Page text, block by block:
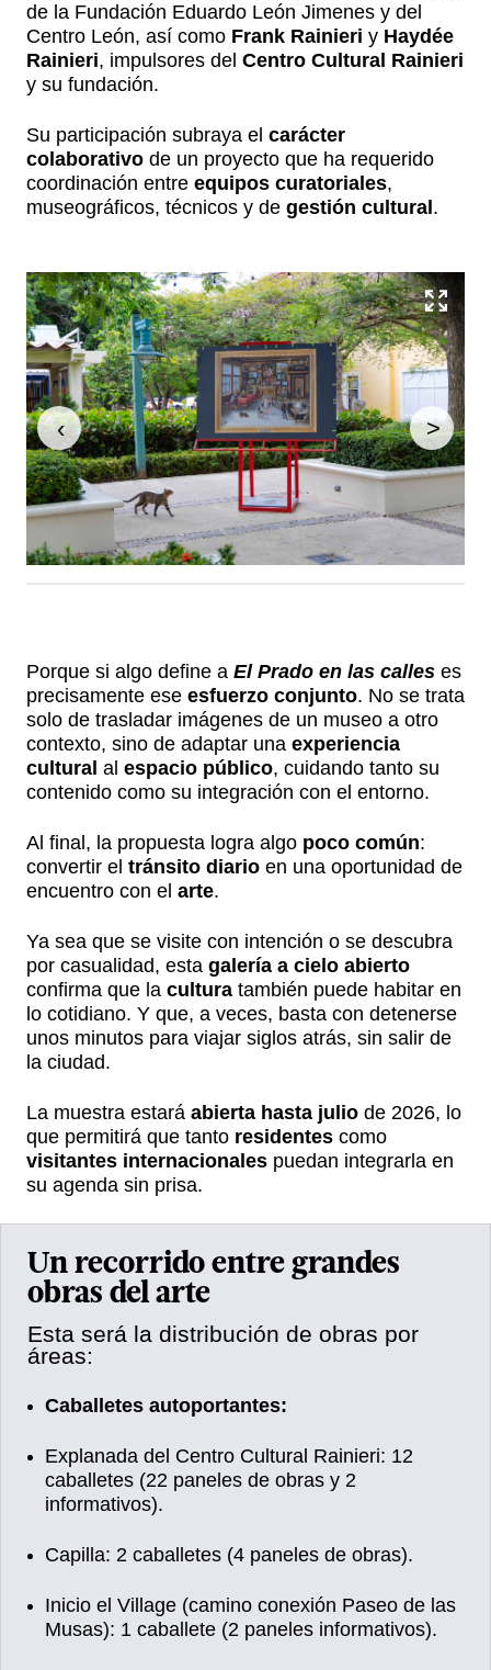
de la Fundación Eduardo León Jimenes y del
Centro León, así como Frank Rainieri y Haydée
Rainieri, impulsores del Centro Cultural Rainieri
y su fundación.
Su participación subraya el carácter
colaborativo de un proyecto que ha requerido
coordinación entre equipos curatoriales,
museográficos, técnicos y de gestión cultural .
‹ >
Porque si algo define a El Prado en las calles es
precisamente ese esfuerzo conjunto. No se trata
solo de trasladar imágenes de un museo a otro
contexto, sino de adaptar una experiencia
cultural al espacio público, cuidando tanto su
contenido como su integración con el entorno.
Al final, la propuesta logra algo poco común:
convertir el tránsito diario en una oportunidad de
encuentro con el arte.
Ya sea que se visite con intención o se descubra
por casualidad, esta galería a cielo abierto
confirma que la cultura también puede habitar en
lo cotidiano. Y que, a veces, basta con detenerse
unos minutos para viajar siglos atrás, sin salir de
la ciudad.
La muestra estará abierta hasta julio de 2026, lo
que permitirá que tanto residentes como
visitantes internacionales puedan integrarla en
su agenda sin prisa.
Un recorrido entre grandes
obras del arte
Esta será la distribución de obras por
áreas:
Caballetes autoportantes:
Explanada del Centro Cultural Rainieri: 12
caballetes (22 paneles de obras y 2
informativos).
Capilla: 2 caballetes (4 paneles de obras).
Inicio el Village (camino conexión Paseo de las
Musas): 1 caballete (2 paneles informativos).